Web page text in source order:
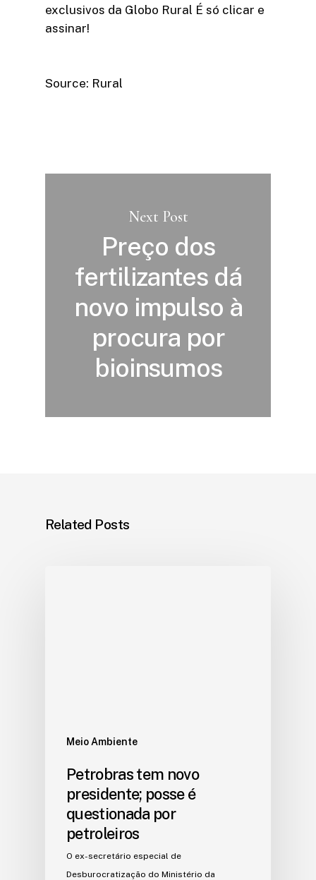
exclusivos da Globo Rural É só clicar e
assinar!​
Source: Rural
Next Post
Preço dos
fertilizantes dá
novo impulso à
procura por
bioinsumos
Related Posts
Meio Ambiente
Petrobras tem novo
presidente; posse é
questionada por
petroleiros
O ex-secretário especial de
Desburocratização do Ministério da